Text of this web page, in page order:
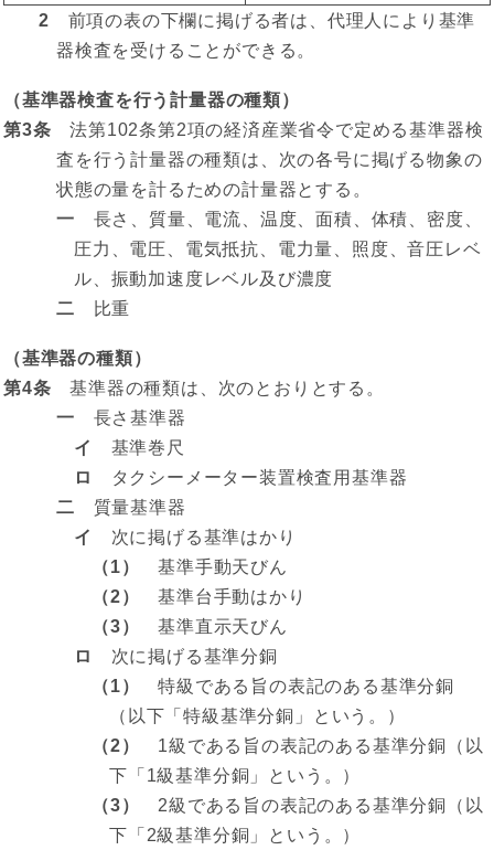
2 前項の表の下欄に掲げる者は、代理人により基準
器検査を受けることができる。
（基準器検査を行う計量器の種類）
第3条 法第102条第2項の経済産業省令で定める基準器検
査を行う計量器の種類は、次の各号に掲げる物象の
状態の量を計るための計量器とする。
一 長さ、質量、電流、温度、面積、体積、密度、
圧力、電圧、電気抵抗、電力量、照度、音圧レベ
ル、振動加速度レベル及び濃度
二 比重
（基準器の種類）
第4条 基準器の種類は、次のとおりとする。
一 長さ基準器
イ
基準巻尺
ロ
タクシーメーター装置検査用基準器
二 質量基準器
イ
次に掲げる基準はかり
（1）
基準手動天びん
（2）
基準台手動はかり
（3）
基準直示天びん
ロ
次に掲げる基準分銅
（1）
特級である旨の表記のある基準分銅
（以下「特級基準分銅」という。）
（2）
1級である旨の表記のある基準分銅（以
下「1級基準分銅」という。）
（3）
2級である旨の表記のある基準分銅（以
下「2級基準分銅」という。）